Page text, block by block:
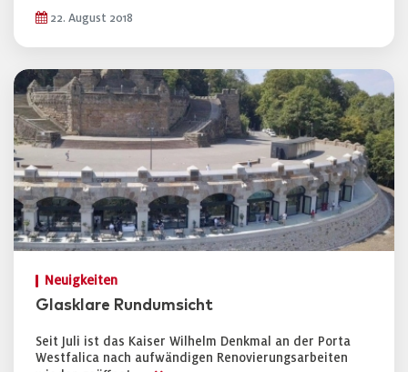
22. August 2018
Neuigkeiten
Glasklare Rundumsicht
Seit Juli ist das Kaiser Wilhelm Denkmal an der Porta
Westfalica nach aufwändigen Renovierungsarbeiten